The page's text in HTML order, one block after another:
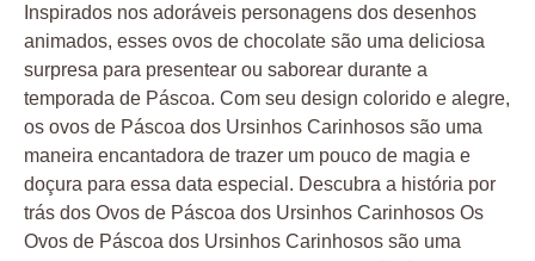
Inspirados nos adoráveis personagens dos desenhos
animados, esses ovos de chocolate são uma deliciosa
surpresa para presentear ou saborear durante a
temporada de Páscoa. Com seu design colorido e alegre,
os ovos de Páscoa dos Ursinhos Carinhosos são uma
maneira encantadora de trazer um pouco de magia e
doçura para essa data especial. Descubra a história por
trás dos Ovos de Páscoa dos Ursinhos Carinhosos Os
Ovos de Páscoa dos Ursinhos Carinhosos são uma